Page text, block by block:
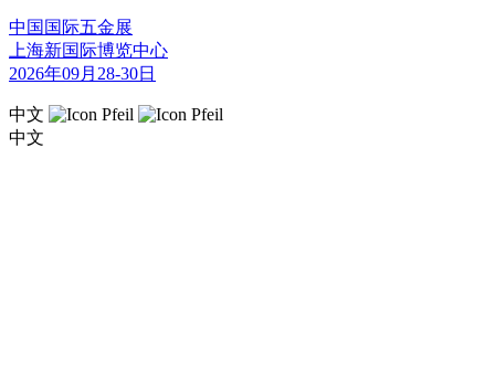
中国国际五金展
上海新国际博览中心
2026年09月28-30日
中文
中文